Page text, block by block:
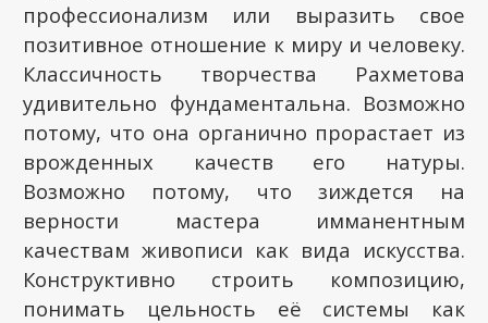
профессионализм или выразить свое
позитивное отношение к миру и человеку.
Классичность творчества Рахметова
удивительно фундаментальна. Возможно
потому, что она органично прорастает из
врожденных качеств его натуры.
Возможно потому, что зиждется на
верности мастера имманентным
качествам живописи как вида искусства.
Конструктивно строить композицию,
понимать цельность её системы как